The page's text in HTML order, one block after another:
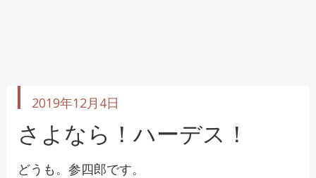
投
日
2019年12月4日
さよなら！ハーデス！
どうも。参四郎です。